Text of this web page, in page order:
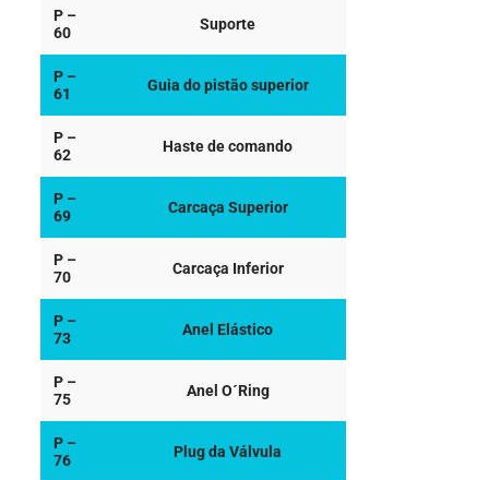
P –
60
Suporte
P –
61
Guia do pistão superior
P –
62
Haste de comando
P –
69
Carcaça Superior
P –
70
Carcaça Inferior
P –
73
Anel Elástico
P –
75
Anel O´Ring
P –
76
Plug da Válvula